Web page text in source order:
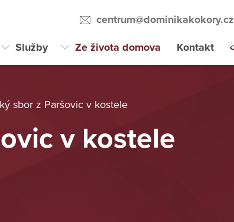
centrum@dominikakokory.cz
Služby Ze života domova Kontakt
sbor z Paršovic v kostele
v kostele